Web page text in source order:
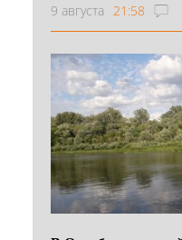
9 августа 21:58